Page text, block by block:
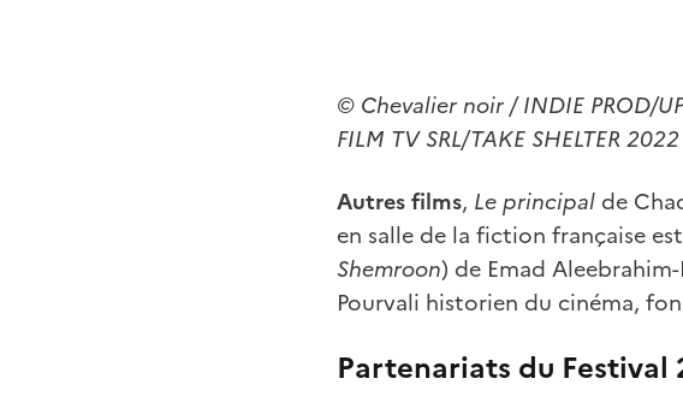
© Chevalier noir / INDIE PROD/
FILM TV SRL/TAKE SHELTER 2022
Autres films, Le principal de
en salle de la fiction française
Shemroon) de Emad
Pourvali historien du cinéma,
Partenariats du Festival